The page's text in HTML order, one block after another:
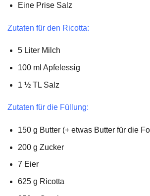
Eine Prise Salz
Zutaten für den Ricotta:
5 Liter Milch
100 ml Apfelessig
1 ½ TL Salz
Zutaten für die Füllung:
150 g Butter (+ etwas Butter für die
200 g Zucker
7 Eier
625 g Ricotta